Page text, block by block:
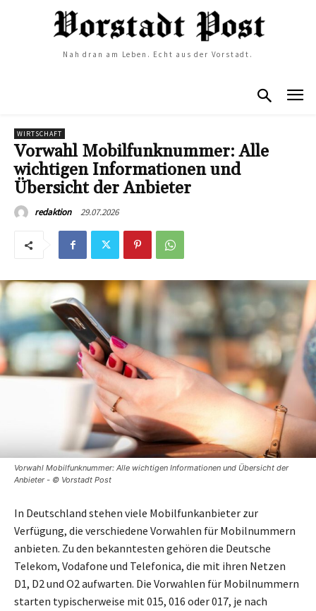
Nah dran am Leben. Echt aus der Vorstadt.
WIRTSCHAFT
Vorwahl Mobilfunknummer: Alle
wichtigen Informationen und
Übersicht der Anbieter
redaktion 29.07.2026
Vorwahl Mobilfunknummer: Alle wichtigen Informationen und Übersicht der
Anbieter - © Vorstadt Post
In Deutschland stehen viele Mobilfunkanbieter zur
Verfügung, die verschiedene Vorwahlen für Mobilnummern
anbieten. Zu den bekanntesten gehören die Deutsche
Telekom, Vodafone und Telefonica, die mit ihren Netzen
D1, D2 und O2 aufwarten. Die Vorwahlen für Mobilnummern
starten typischerweise mit 015, 016 oder 017, je nach